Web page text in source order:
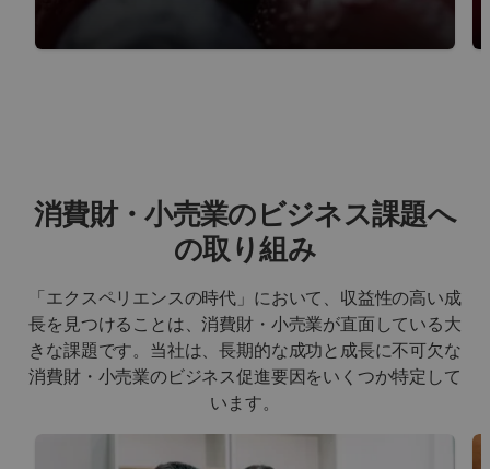
達成。
消費財・小売業のビジネス課題へ
の取り組み
「エクスペリエンスの時代」において、収益性の高い成
長を見つけることは、消費財・小売業が直面している大
きな課題です。当社は、長期的な成功と成長に不可欠な
消費財・小売業のビジネス促進要因をいくつか特定して
います。